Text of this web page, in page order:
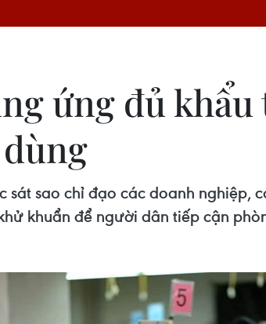
ứng đủ
sát sao chỉ đạo các doanh nghiệp,
khuẩn để người dân tiếp cận